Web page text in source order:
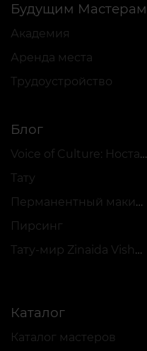
Будущим Мастерам
Академия
Аренда места
Трудоустройство
Блог
Voice of Culture: Ностальгия по 2000-м
Тату
Перманентный макияж
Пирсинг
Тату-мир Zinaida Vishenka
Каталог
Каталог мастеров